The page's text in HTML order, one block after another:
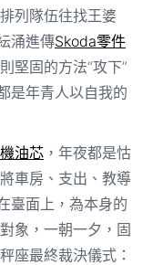
列隊伍往找王婆
涌進傳Skoda零件
堅固的方法“攻下”
是年青人以自我的
油芯，年夜都是怙
車房、支出、教導
臺面上，為本身的
象，一朝一夕，固
座最終裁決儀式：